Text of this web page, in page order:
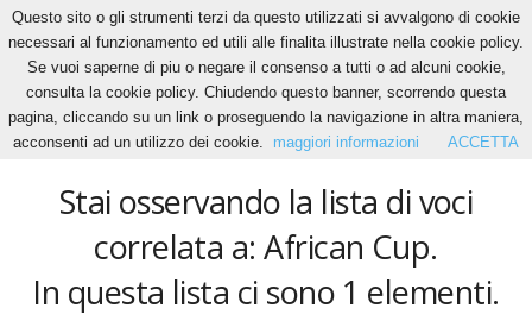
Home Tags African Cup
African Cup
Stai osservando la lista di voci
correlata a: African Cup.
In questa lista ci sono 1 elementi.
Questo sito o gli strumenti terzi da questo utilizzati si avvalgono di cookie
necessari al funzionamento ed utili alle finalita illustrate nella cookie policy.
Se vuoi saperne di piu o negare il consenso a tutti o ad alcuni cookie,
consulta la cookie policy. Chiudendo questo banner, scorrendo questa
pagina, cliccando su un link o proseguendo la navigazione in altra maniera,
acconsenti ad un utilizzo dei cookie.
maggiori informazioni ACCETTA